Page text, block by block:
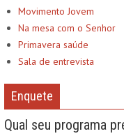
Movimento Jovem
Na mesa com o Senhor
Primavera saúde
Sala de entrevista
Enquete
Qual seu programa